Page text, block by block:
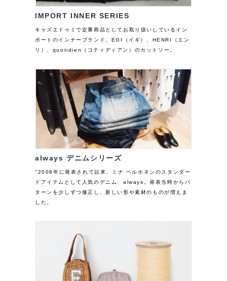
IMPORT INNER SERIES
キャズエドゥミで定番商品としてお取り扱いしているイン
ポートのインナーブランド、EGI（イギ）、HENRI（エン
リ）、quotidien（コティディアン）のカットソー。
always デニムシリーズ
"2008年に発表されて以来、ミナ ペルホネンのスタンダー
ドアイテムとして人気のデニム、always。発表当時からパ
ターンを少しずつ修正し、新しい形や素材のものが増えま
した。